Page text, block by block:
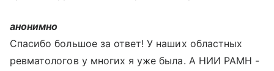
анонимно
Спасибо большое за ответ! У наших областных
ревматологов у многих я уже была. А НИИ РАМН -